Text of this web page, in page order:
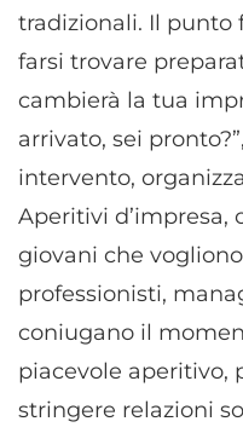
tradizionali. Il punto
farsi trovare
cambierà la tua
arrivato, sei
intervento,
Aperitivi d’impresa,
giovani che
professionisti,
coniugano il
piacevole aperitivo,
stringere relazioni